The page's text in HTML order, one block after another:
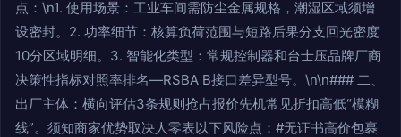
点：\n1. 使用场景：工业车间需防尘金属规格，潮湿区域须增
设密封。2. 功率细节：核算负荷范围与短路后果分支回光密度
10分区域明细。3. 智能化类型：常规控制器和台士压品牌厂商
决策性指标对照率排名—RSBA B接口差异型号。\n\n### 二、
出厂主体：横向评估3条规则抢占报价先机常见折扣高低“模糊
线”。须知商家优势取决人零表以下风险点：#无证书高价包裹